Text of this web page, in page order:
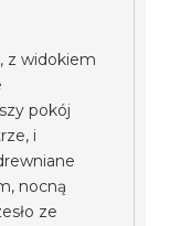
z widokiem
pokój
i
nocną
ze